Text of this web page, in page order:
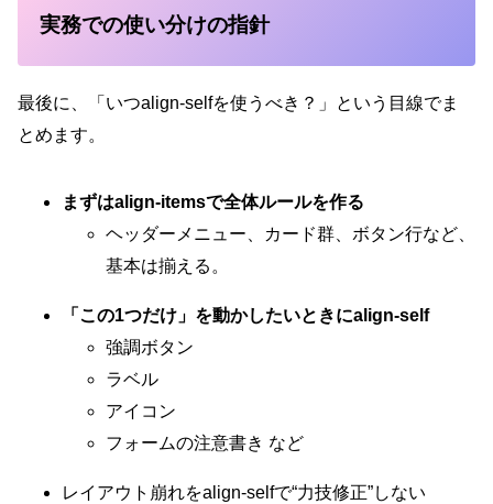
実務での使い分けの指針
最後に、「いつalign-selfを使うべき？」という目線でま
とめます。
まずはalign-itemsで全体ルールを作る
ヘッダーメニュー、カード群、ボタン行など、
基本は揃える。
「この1つだけ」を動かしたいときにalign-self
強調ボタン
ラベル
アイコン
フォームの注意書き など
レイアウト崩れをalign-selfで“力技修正”しない